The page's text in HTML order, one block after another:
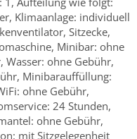
Klimaanlage: individuell
Sitzecke,
Minibar: ohne
Wasser: ohne Gebühr,
Minibarauffüllung:
ohne Gebühr,
24 Stunden,
ohne Gebühr,
mit Sitzgelegenheit